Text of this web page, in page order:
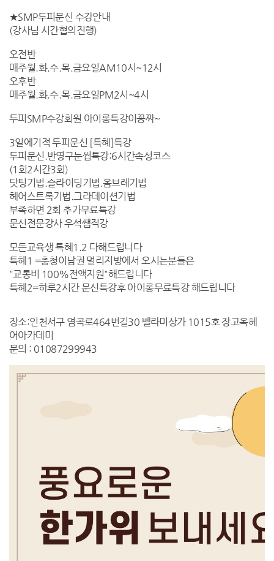
★SMP두피문신 수강안내
(강사님 시간협의진행)
오전반
매주월.화.수.목.금요일AM10시~12시
오후반
매주월.화.수.목.금요일PM2시~4시
두피SMP수강회원 아이롱특강이꽁짜~
3일에기적 두피문신 [특혜]특강
두피문신.반영구눈썹특강:6시간속성코스
(1회2시간3회)
닷팅기법.슬라이딩기법.옴브레기법
헤어스트록기법.그라데이션기법
부족하면 2회 추가무료특강
문신전문강사 우석쌤직강
모든교육생 특혜1.2 다해드립니다
특혜1 =충청이남권 멀리지방에서 오시는분들은
"교통비 100%전액지원"해드립니다
특혜2=하루2시간 문신특강후 아이롱무료특강 해드립니다
장소:인천서구 염곡로464번길30 벨라미상가 1015호 장고옥헤
어아카데미
문의 : 01087299943